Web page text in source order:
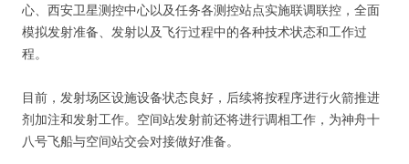
心、西安卫星测控中心以及任务各测控站点实施联调联控，全面
模拟发射准备、发射以及飞行过程中的各种技术状态和工作过
程。
目前，发射场区设施设备状态良好，后续将按程序进行火箭推进
剂加注和发射工作。空间站发射前还将进行调相工作，为神舟十
八号飞船与空间站交会对接做好准备。